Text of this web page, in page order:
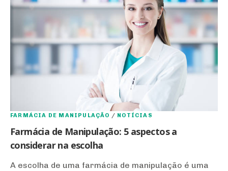
FARMÁCIA DE MANIPULAÇÃO / NOTÍCIAS
Farmácia de Manipulação: 5 aspectos a
considerar na escolha
A escolha de uma farmácia de manipulação é uma